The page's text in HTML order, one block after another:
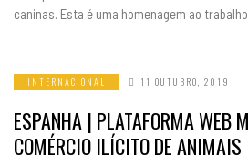
caninas. Esta é uma homenagem ao
INTERNACIONAL 11 OUTUBRO, 2019
ESPANHA | PLATAFORMA WEB
COMÉRCIO ILÍCITO DE ANIMAIS